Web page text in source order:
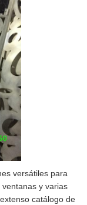
versátiles para
y varias
catálogo de